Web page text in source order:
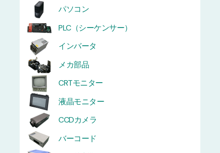
パソコン
PLC（シーケンサー）
インバータ
メカ部品
CRTモニター
液晶モニター
CCDカメラ
バーコード